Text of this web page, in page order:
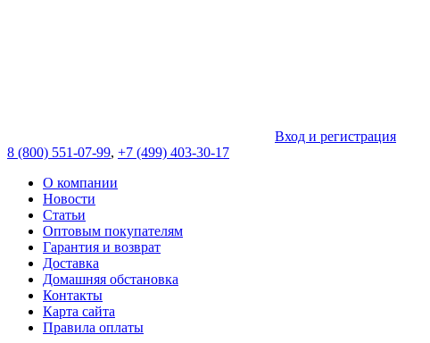
Вход и регистрация
8 (800) 551-07-99, +7 (499) 403-30-17
О компании
Новости
Статьи
Оптовым покупателям
Гарантия и возврат
Доставка
Домашняя обстановка
Контакты
Карта сайта
Правила оплаты